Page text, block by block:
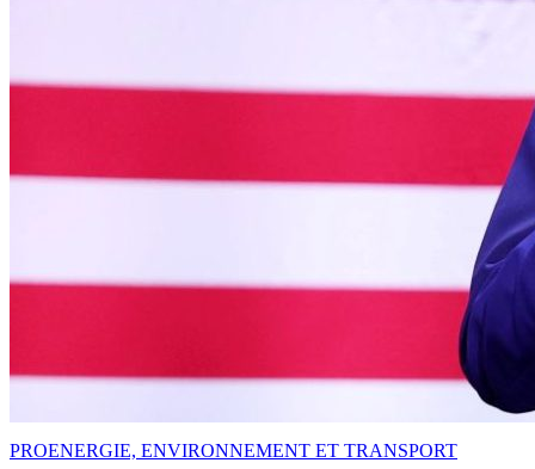
PROENERGIE, ENVIRONNEMENT ET TRANSPORT